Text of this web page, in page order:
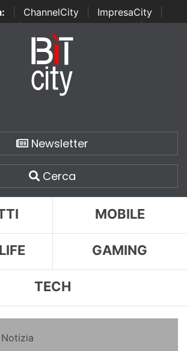
ChannelCity ImpresaCity
| Italian Channel Awards | Italian
Italian Security Awards
Newsletter
Cerca
MOBILE
GAMING
TECH